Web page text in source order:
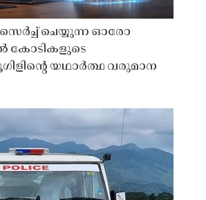
ചെയ്യുന്ന ഓരോ
കോടികളുടെ
യഥാർത്ഥ വരുമാന